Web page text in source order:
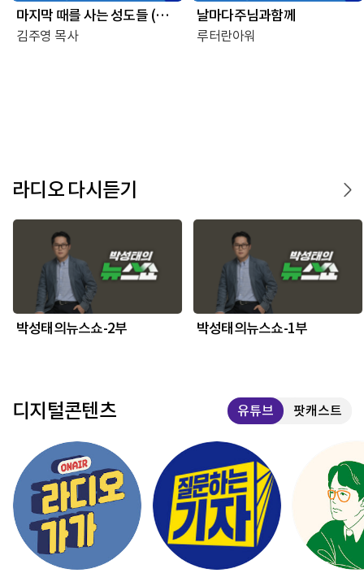
마지막 때를 사는 성도들 (마
가복음 13:2-6)
김주영 목사
날마다주님과함께
루터란아워
라디오 다시듣기
박성태의뉴스쇼-2부 박성태의뉴스쇼-1부
디지털콘텐츠 유튜브 팟캐스트